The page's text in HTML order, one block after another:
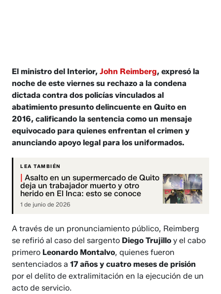
El ministro del Interior,John Reimberg, expresó la
noche de este viernes su rechazo a la condena
dictada contra dos policías vinculados al
abatimiento presunto delincuente en Quito en
2016, calificando la sentencia como un mensaje
equivocado para quienes enfrentan el crimen y
anunciando apoyo legal para los uniformados.
LEA TAMBIÉN
Asalto en un supermercado de Quito
deja un trabajador muerto y otro
herido en El Inca: esto se conoce
1 de junio de 2026
A través de un pronunciamiento público, Reimberg
se refirió al caso del sargento Diego Trujillo y el cabo
primero Leonardo Montalvo, quienes fueron
sentenciados a17 años y cuatro meses de prisión
por el delito de extralimitación en la ejecución de un
acto de servicio.